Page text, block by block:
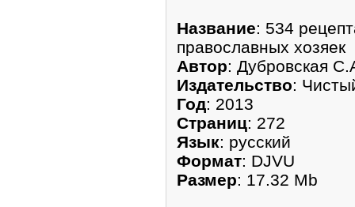
Название: 534
православных хозяек
Автор: Дубровская
Издательство:
Год: 2013
Страниц: 272
Язык: русский
Формат: DJVU
Размер: 17.32 Mb